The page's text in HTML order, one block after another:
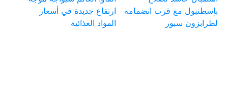
بإسطنبول مع قرب انضمامه
لطرابزون سبور
ارتفاع جديدة في أسعار
المواد الغذائية